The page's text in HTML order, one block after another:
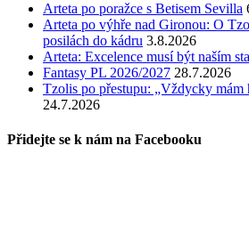
Arteta po poražce s Betisem Sevilla
Arteta po výhře nad Gironou: O
posilách do kádru 3.8.2026
Arteta: Excelence musí být naším
Fantasy PL 2026/2027 28.7.2026
Tzolis po přestupu: „Vždycky mám
24.7.2026
Přidejte se k nám na Facebooku